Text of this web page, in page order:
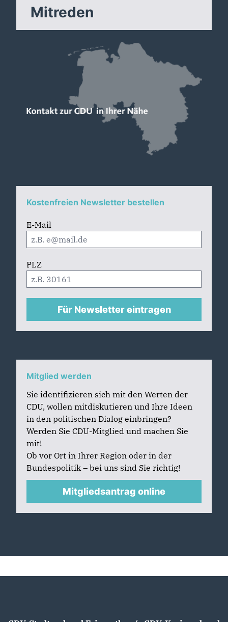
Mitreden
Kostenfreien Newsletter bestellen
E-Mail
PLZ
Für Newsletter eintragen
Mitglied werden
Sie identifizieren sich mit den Werten der
CDU, wollen mitdiskutieren und Ihre Ideen
in den politischen Dialog einbringen?
Werden Sie CDU-Mitglied und machen Sie
mit!
Ob vor Ort in Ihrer Region oder in der
Bundespolitik – bei uns sind Sie richtig!
Mitgliedsantrag online